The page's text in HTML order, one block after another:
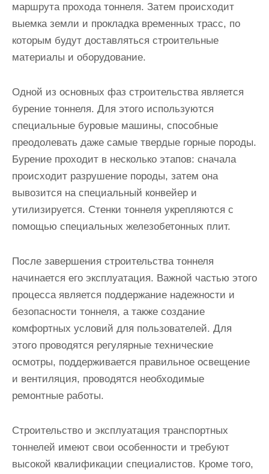
маршрута прохода тоннеля. Затем происходит
выемка земли и прокладка временных трасс, по
которым будут доставляться строительные
материалы и оборудование.
Одной из основных фаз строительства является
бурение тоннеля. Для этого используются
специальные буровые машины, способные
преодолевать даже самые твердые горные породы.
Бурение проходит в несколько этапов: сначала
происходит разрушение породы, затем она
вывозится на специальный конвейер и
утилизируется. Стенки тоннеля укрепляются с
помощью специальных железобетонных плит.
После завершения строительства тоннеля
начинается его эксплуатация. Важной частью этого
процесса является поддержание надежности и
безопасности тоннеля, а также создание
комфортных условий для пользователей. Для
этого проводятся регулярные технические
осмотры, поддерживается правильное освещение
и вентиляция, проводятся необходимые
ремонтные работы.
Строительство и эксплуатация транспортных
тоннелей имеют свои особенности и требуют
высокой квалификации специалистов. Кроме того,